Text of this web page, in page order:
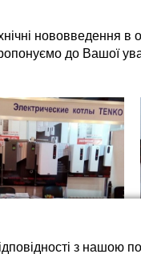
нововведення в
до Вашої
з нашою